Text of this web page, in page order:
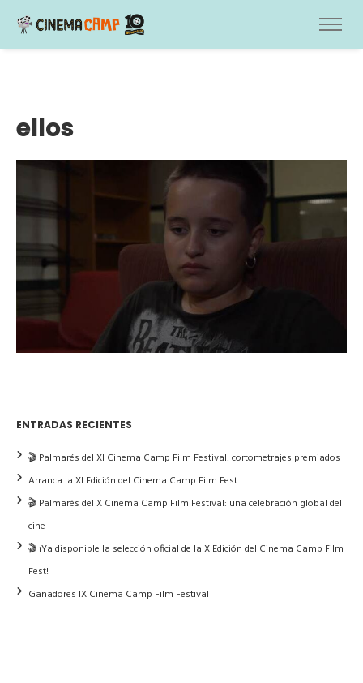
ellos
ENTRADAS RECIENTES
🎬 Palmarés del XI Cinema Camp Film Festival: cortometrajes premiados
Arranca la XI Edición del Cinema Camp Film Fest
🎬 Palmarés del X Cinema Camp Film Festival: una celebración global del
cine
🎬 ¡Ya disponible la selección oficial de la X Edición del Cinema Camp Film
Fest!
Ganadores IX Cinema Camp Film Festival